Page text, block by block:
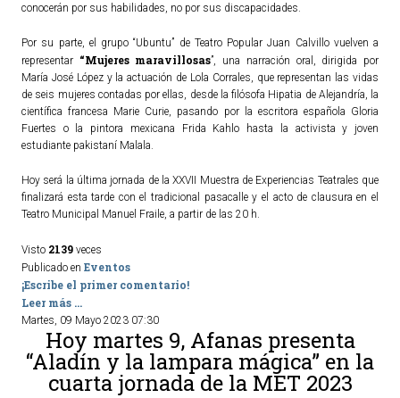
conocerán por sus habilidades, no por sus discapacidades.
Por su parte, el grupo “Ubuntu” de Teatro Popular Juan Calvillo vuelven a
representar “Mujeres maravillosas”, una narración oral, dirigida por
María José López y la actuación de Lola Corrales, que representan las vidas
de seis mujeres contadas por ellas, desde la filósofa Hipatia de Alejandría, la
científica francesa Marie Curie, pasando por la escritora española Gloria
Fuertes o la pintora mexicana Frida Kahlo hasta la activista y joven
estudiante pakistaní Malala.
Hoy será la última jornada de la XXVII Muestra de Experiencias Teatrales que
finalizará esta tarde con el tradicional pasacalle y el acto de clausura en el
Teatro Municipal Manuel Fraile, a partir de las 20 h.
Visto 2139 veces
Publicado en Eventos
¡Escribe el primer comentario!
Leer más ...
Martes, 09 Mayo 2023 07:30
Hoy martes 9, Afanas presenta
“Aladín y la lampara mágica” en la
cuarta jornada de la MET 2023